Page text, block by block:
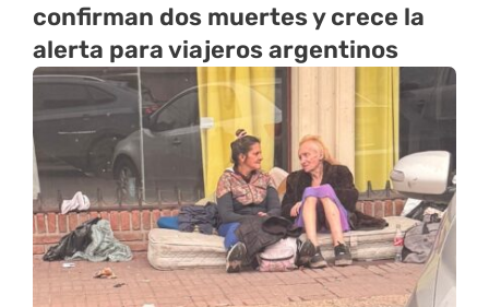
confirman dos muertes y crece la
alerta para viajeros argentinos